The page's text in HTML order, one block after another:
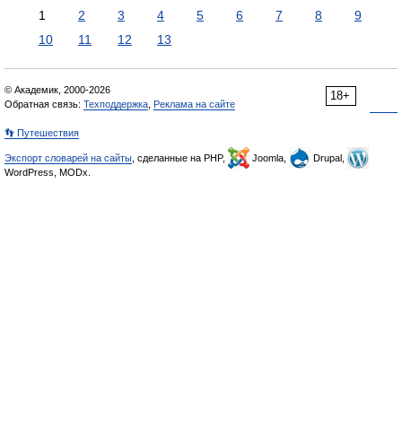
1 2 3 4 5 6 7 8
9
10
11 12 13
18+
© Академик, 2000-2026
Обратная связь: Техподдержка Реклама на сайте
👣 Путешествия
Экспорт словарей на сайты , сделанные на PHP, Joomla,
Drupal,
WordPress, MODx.